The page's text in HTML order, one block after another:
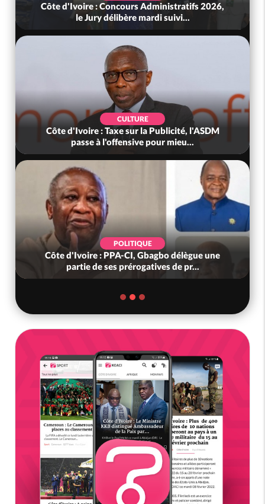
Côte d'Ivoire : Concours Administratifs 2026,
le Jury délibère mardi suivi...
CULTURE
Côte d'Ivoire : Taxe sur la Publicité, l'ASDM
passe à l'offensive pour mieu...
POLITIQUE
Côte d'Ivoire : PPA-CI, Gbagbo délègue une
partie de ses prérogatives de pr...